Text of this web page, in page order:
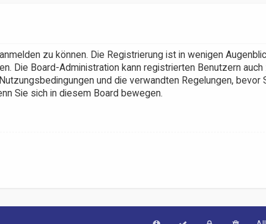
zu können. Die Registrierung ist in wenigen
Die Board-Administration kann registrierten Benutzern
und die verwandten Regelungen, bevor
Sie sich in diesem Board bewegen.